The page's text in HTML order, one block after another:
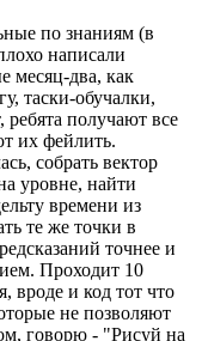
по знаниям (в
написали
месяц-два, как
таски-обучалки,
ребята получают все
их фейлить.
собрать вектор
уровне, найти
времени из
те же точки в
точнее и
Проходит 10
вроде и код тот что
не позволяют
говорю - "Рисуй на